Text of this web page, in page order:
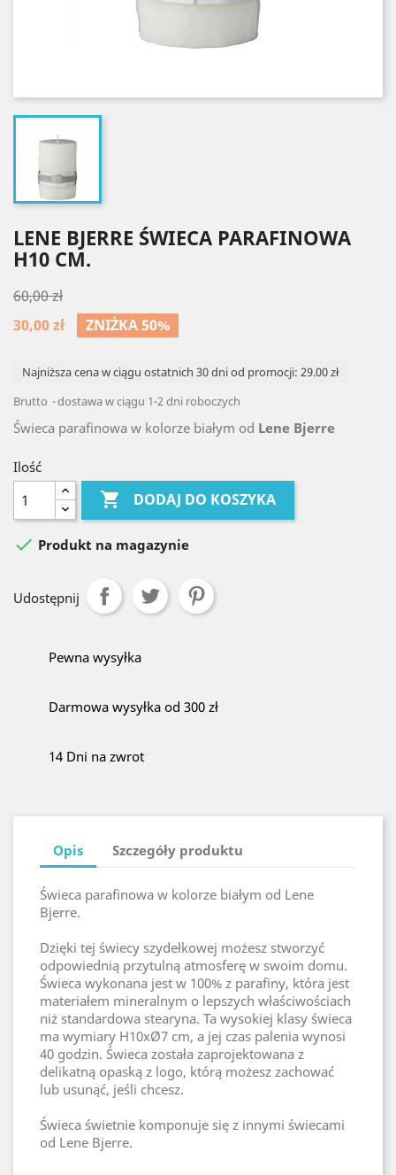
LENE BJERRE ŚWIECA PARAFINOWA
H10 CM.
60,00 zł
30,00 zł
ZNIŻKA 50%
Najniższa cena w ciągu ostatnich 30 dni od promocji: 29.00 zł
Brutto
dostawa w ciągu 1-2 dni roboczych
Świeca parafinowa w kolorze białym od Lene Bjerre
Ilość
 DODAJ DO KOSZYKA
 Produkt na magazynie
Udostępnij
Pewna wysyłka
Darmowa wysyłka od 300 zł
14 Dni na zwrot
Opis Szczegóły produktu
Świeca parafinowa w kolorze białym od Lene
Bjerre.
Dzięki tej świecy szydełkowej możesz stworzyć
odpowiednią przytulną atmosferę w swoim domu.
Świeca wykonana jest w 100% z parafiny, która jest
materiałem mineralnym o lepszych właściwościach
niż standardowa stearyna. Ta wysokiej klasy świeca
ma wymiary H10xØ7 cm, a jej czas palenia wynosi
40 godzin. Świeca została zaprojektowana z
delikatną opaską z logo, którą możesz zachować
lub usunąć, jeśli chcesz.
Świeca świetnie komponuje się z innymi świecami
od Lene Bjerre.